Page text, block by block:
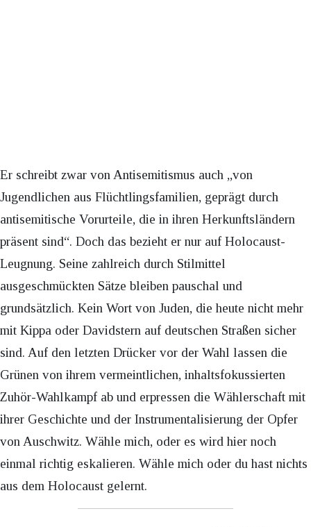
Er schreibt zwar von Antisemitismus auch „von
Jugendlichen aus Flüchtlingsfamilien, geprägt durch
antisemitische Vorurteile, die in ihren Herkunftsländern
präsent sind“. Doch das bezieht er nur auf Holocaust-
Leugnung. Seine zahlreich durch Stilmittel
ausgeschmückten Sätze bleiben pauschal und
grundsätzlich. Kein Wort von Juden, die heute nicht mehr
mit Kippa oder Davidstern auf deutschen Straßen sicher
sind. Auf den letzten Drücker vor der Wahl lassen die
Grünen von ihrem vermeintlichen, inhaltsfokussierten
Zuhör-Wahlkampf ab und erpressen die Wählerschaft mit
ihrer Geschichte und der Instrumentalisierung der Opfer
von Auschwitz. Wähle mich, oder es wird hier noch
einmal richtig eskalieren. Wähle mich oder du hast nichts
aus dem Holocaust gelernt.